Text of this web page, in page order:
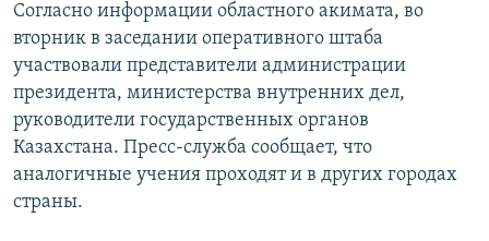
Согласно информации областного акимата, во
вторник в заседании оперативного штаба
участвовали представители администрации
президента, министерства внутренних дел,
руководители государственных органов
Казахстана. Пресс-служба сообщает, что
аналогичные учения проходят и в других городах
страны.